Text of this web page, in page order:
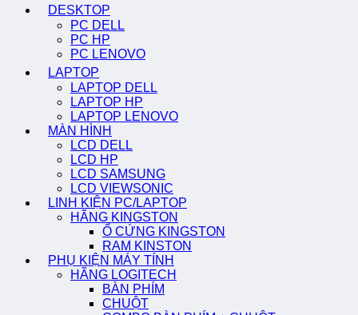
DESKTOP
PC DELL
PC HP
PC LENOVO
LAPTOP
LAPTOP DELL
LAPTOP HP
LAPTOP LENOVO
MÀN HÌNH
LCD DELL
LCD HP
LCD SAMSUNG
LCD VIEWSONIC
LINH KIỆN PC/LAPTOP
HÃNG KINGSTON
Ổ CỨNG KINGSTON
RAM KINSTON
PHỤ KIỆN MÁY TÍNH
HÃNG LOGITECH
BÀN PHÍM
CHUỘT